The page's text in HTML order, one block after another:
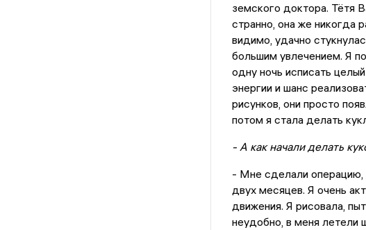
земского доктора. Тётя
странно, она же никогда
видимо, удачно
большим увлечением. Я
одну ночь исписать
энергии и шанс
рисунков, они просто
потом я стала делать
- А как начали делать
- Мне сделали операцию,
двух месяцев. Я очень
движения. Я рисовала,
неудобно, в меня летели